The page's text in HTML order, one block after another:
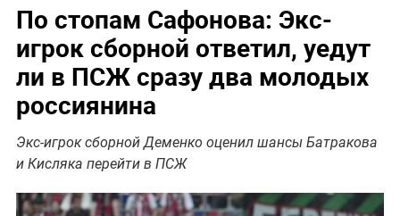
По стопам Сафонова: Экс-
игрок сборной ответил, уедут
ли в ПСЖ сразу два молодых
россиянина
Экс-игрок сборной Деменко оценил шансы Батракова
и Кисляка перейти в ПСЖ